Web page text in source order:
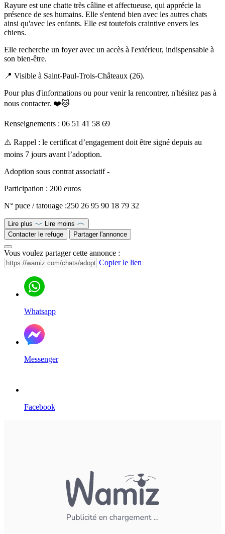
Rayure est une chatte très câline et affectueuse, qui apprécie la
présence de ses humains. Elle s'entend bien avec les autres chats
ainsi qu'avec les enfants. Elle est toutefois craintive envers les
chiens.
Elle recherche un foyer avec un accès à l'extérieur, indispensable à
son bien-être.
📍 Visible à Saint-Paul-Trois-Châteaux (26).
Pour plus d'informations ou pour venir la rencontrer, n'hésitez pas à
nous contacter. ❤️🐱
Renseignements : 06 51 41 58 69
⚠️ Rappel : le certificat d’engagement doit être signé depuis au
moins 7 jours avant l’adoption.
Adoption sous contrat associatif -
Participation : 200 euros
N° puce / tatouage :250 26 95 90 18 79 32
Lire plus
Lire moins
Contacter le refuge
Partager l'annonce
Vous voulez partager cette annonce :
Copier le lien
Whatsapp
Messenger
Facebook